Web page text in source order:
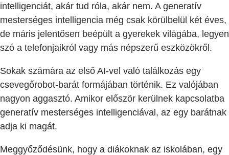
intelligenciát, akár tud róla, akár nem. A generatív
mesterséges intelligencia még csak körülbelül két éves,
de máris jelentősen beépült a gyerekek világába, legyen
szó a telefonjaikról vagy más népszerű eszközökről.
Sokak számára az első AI-vel való találkozás egy
csevegőrobot-barát formájában történik. Ez valójában
nagyon aggasztó. Amikor először kerülnek kapcsolatba
generatív mesterséges intelligenciával, az egy barátnak
adja ki magát.
Meggyőződésünk, hogy a diákoknak az iskolában, egy